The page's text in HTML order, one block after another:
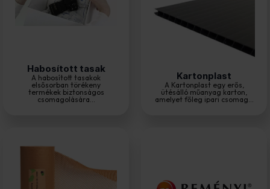
Habosított tasak
A habosított tasakok
elsősorban törékeny
termékek biztonságos
csomagolására...
Kartonplast
A Kartonplast egy erős,
ütésálló műanyag karton,
amelyet főleg ipari csomag...